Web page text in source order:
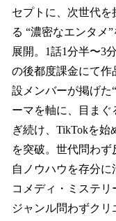
セプトに、次世代を
る “濃密なエンタメ
展開。1話1分半〜3
の後都度課金にて作
設メンバーが掲げた
ーマを軸に、目ま
ぎ続け、TikTokを始
を突破。世代問わ
自ノウハウを存分に
コメディ・ミステリ
ジャンル問わずク